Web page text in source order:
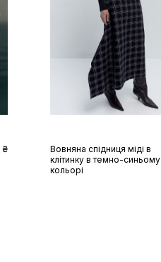
₴
XSSML XL
Вовняна спідниця міді в
клітинку в темно-синьому
кольорі